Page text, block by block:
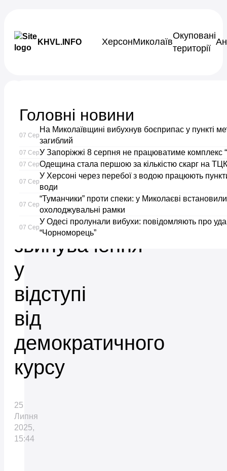
KHVL.INFO ХерсонМиколаїв
Окуповані
території
Обмеження
незалежності
НАБУ:
протести
та
звинувачення
у
відступі
від
демократичного
курсу
25
Липня
2025,
15:44
Головні новини
07 Сер
На Миколаївщині вибухнув боєприпас у пункті
загиблий
07 СерУ Запоріжжі 8 серпня не працюватиме комплекс
07 СерОдещина стала першою за кількістю скарг на
07 Сер
У Херсоні через перебої з водою працюють
води
07 Сер
“Туманчики” проти спеки: у Миколаєві
охолоджувальні рамки
07 Сер
У Одесі пролунали вибухи: повідомляють про
“Чорноморець”